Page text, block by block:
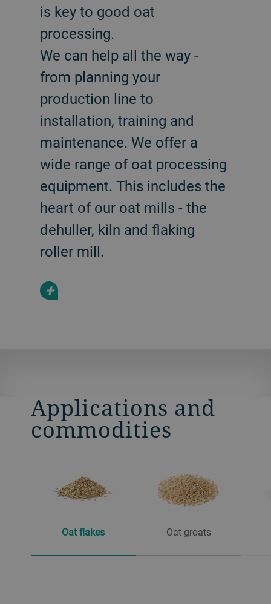
is key to good oat
processing.
We can help all the way -
from planning your
production line to
installation, training and
maintenance. We offer a
wide range of oat processing
equipment. This includes the
heart of our oat mills - the
dehuller, kiln and flaking
roller mill.
+
Applications and
commodities
Oat flakes Oat groats